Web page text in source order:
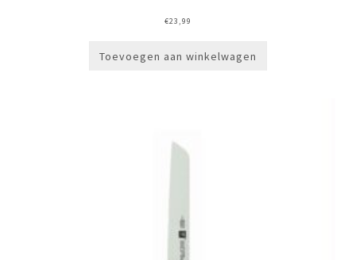
€23,99
Toevoegen aan winkelwagen